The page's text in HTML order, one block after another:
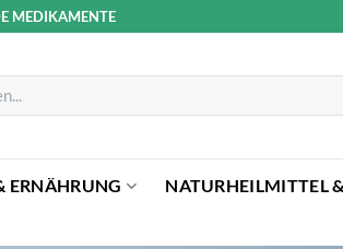
MEDIKAMENTE
ERNÄHRUNG NATURHEILMITTEL